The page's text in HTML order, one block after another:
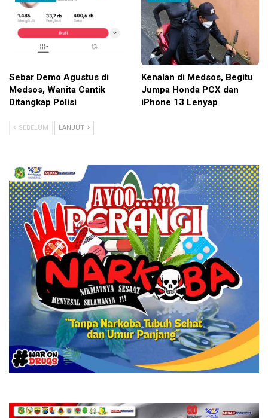
Sebar Demo Agustus di
Medsos, Wanita Cantik
Ditangkap Polisi
Kenalan di Medsos, Begitu
Jumpa Honda PCX dan
iPhone 13 Lenyap
SEBELUM LANJUT